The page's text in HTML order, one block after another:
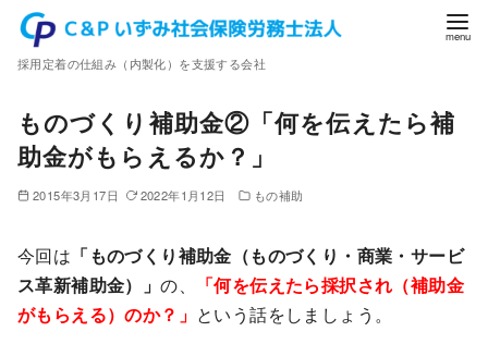
採用定着の仕組み（内製化）を支援する会社
ものづくり補助金②「何を伝えたら補
助金がもらえるか？」
2015年3月17日 2022年1月12日 もの補助
今回は 「ものづくり補助金（ものづくり・商業・サービ
ス革新補助金）」の、
「何を伝えたら採択され（補助金
がもらえる）のか？」 という話をしましょう。